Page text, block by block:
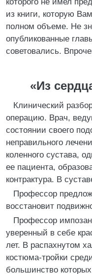
из книги, которую
полном объеме. Не
опубликованные
советовались.
«Из
Клинический
операцию. Врач,
состоянии своего
неправильного
коленного сустава,
ее пациента,
контрактура. В
Профессор
восстановит
Профессор
уверенный в себе
лет. В распахнутом
костюма-тройки
большинство